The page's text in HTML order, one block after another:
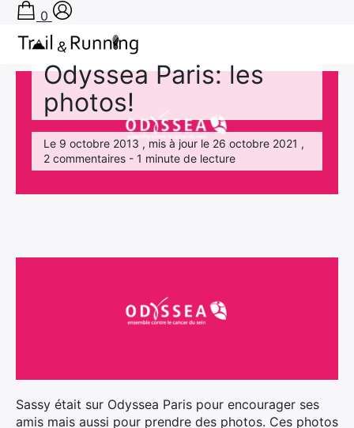
Expérience
Odyssea Paris: les
photos!
Le 9 octobre 2013 , mis à jour le 26 octobre 2021 ,
2 commentaires - 1 minute de lecture
Expérience Odyssea Paris: les photos!
Sassy était sur Odyssea Paris pour encourager ses
amis mais aussi pour prendre des photos. Ces photos
0
Conseils
Récits de course
Grand Tour du Bassin d’Arcachon
TA PRÉPA SUR-MESURE